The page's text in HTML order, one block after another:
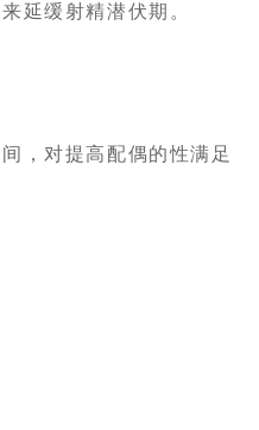
延缓射精潜伏期。
，对提高配偶的性满足